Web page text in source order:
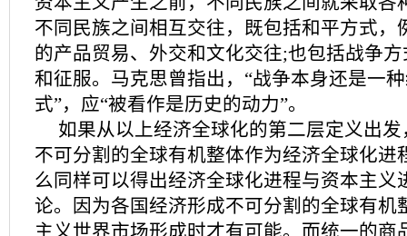
不同民族之间相互交往，既包括和平方式，
的产品贸易、外交和文化交往;也包括战争
和征服。马克思曾指出，“战争本身还是一
式”，应“被看作是历史的动力”。
如果从以上经济全球化的第二层定义出
不可分割的全球有机整体作为经济全球化进
么同样可以得出经济全球化进程与资本主义
论。因为各国经济形成不可分割的全球有机
主义世界市场形成时才有可能。而统一的商